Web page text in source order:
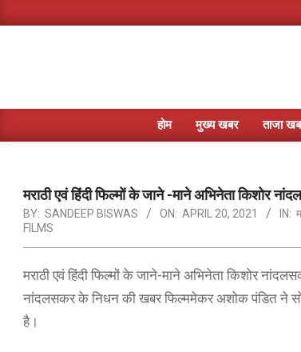
to
होम मुख्य खबर ताजा
मराठी एवं हिंदी फिल्मों के जाने -माने अभिनेता किशोर
BY: SANDEEP BISWAS ON: APRIL 20, 2021 IN:
FILMS
मराठी एवं हिंदी फिल्मों के जाने-माने अभिनेता किशोर
नांदलसकर के निधन की खबर फिल्ममेकर अशोक पंडित ने
है।